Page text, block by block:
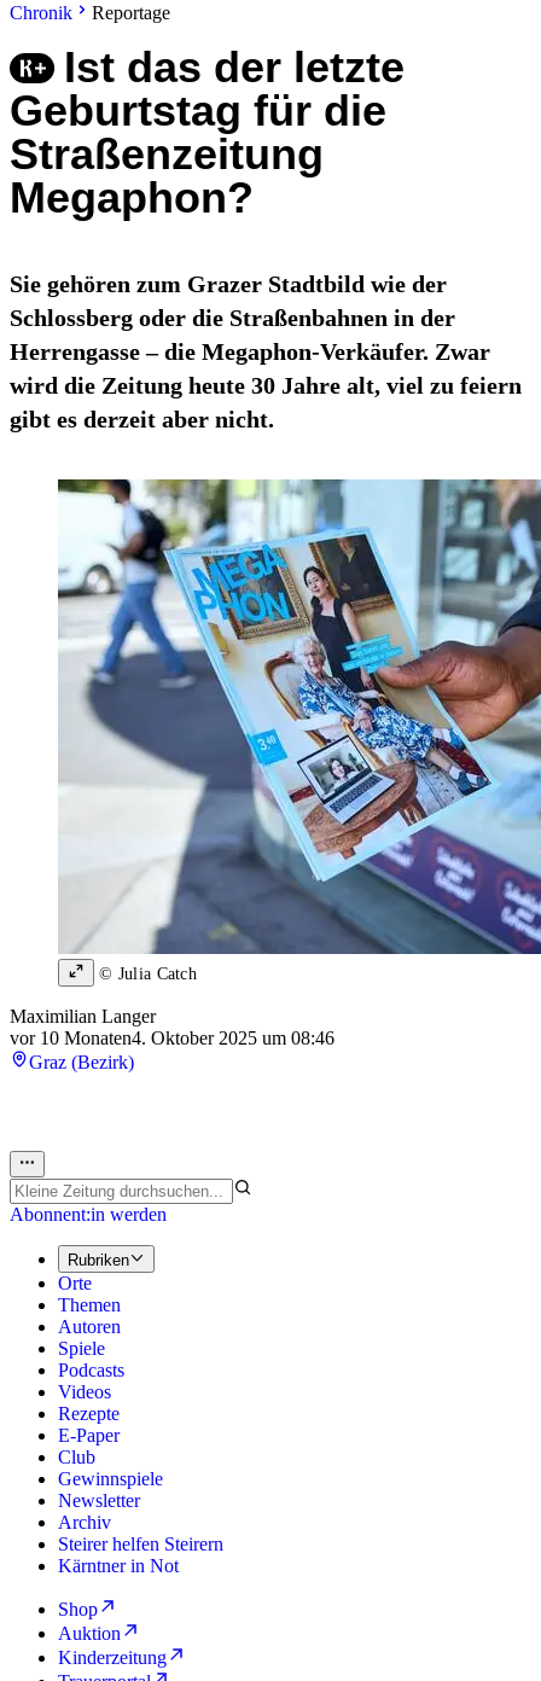
Chronik
Reportage
Ist das der letzte
Geburtstag für die
Straßenzeitung
Megaphon?
Sie gehören zum Grazer Stadtbild wie der
Schlossberg oder die Straßenbahnen in der
Herrengasse – die Megaphon-Verkäufer. Zwar
wird die Zeitung heute 30 Jahre alt, viel zu feiern
gibt es derzeit aber nicht.
© Julia Catch
Maximilian Langer
vor 10 Monaten4. Oktober 2025 um 08:46
Graz (Bezirk)
Abonnent:in werden
Rubriken
Orte
Themen
Autoren
Spiele
Podcasts
Videos
Rezepte
E-Paper
Club
Gewinnspiele
Newsletter
Archiv
Steirer helfen Steirern
Kärntner in Not
Shop
Auktion
Kinderzeitung